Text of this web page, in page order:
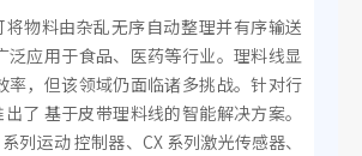
物料由杂乱无序自动整理并有序输送
泛应用于食品、医药等行业。理料线显
率，但该领域仍面临诸多挑战。针对行
了 基于皮带理料线的智能解决方案。
列运动 控制器、CX 系列激光传感器、